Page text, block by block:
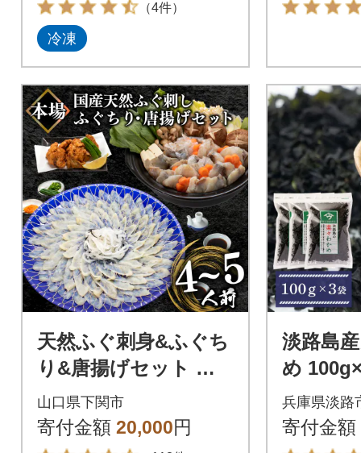
（4件）
冷凍
天然ふぐ刺身&ふぐち
り&唐揚げセット 冷
凍 まふぐ刺し身 ふぐ
鍋 BV017
山口県下関市
寄付金額 20,000円
淡路島
め
燥わか
芽
兵庫県淡路
寄付金額